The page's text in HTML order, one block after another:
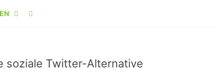
soziale Twitter-Alternative